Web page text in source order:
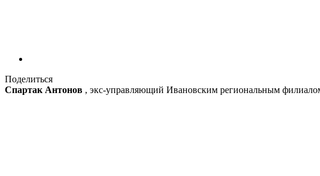
Поделиться
Спартак Антонов , экс-управляющий Ивановским региональным